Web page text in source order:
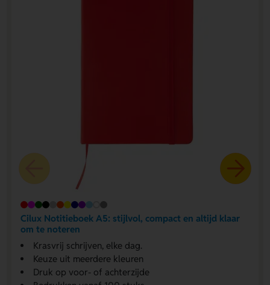
Cilux Notitieboek A5: stijlvol, compact en altijd klaar
om te noteren
Krasvrij schrijven, elke dag.
Keuze uit meerdere kleuren
Druk op voor- of achterzijde